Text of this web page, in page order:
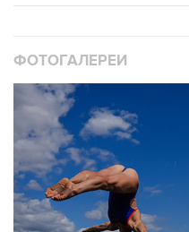
ФОТОГАЛЕРЕИ